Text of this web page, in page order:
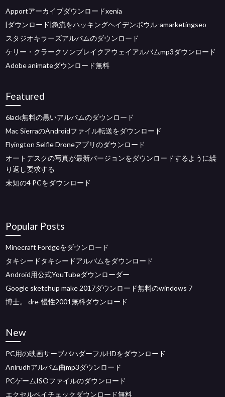
Apportアーカイブダウンロードxenia
[ダウンロード]急流をハッキングヘイデンボウル-amarketingseo
スタジオキラーズアルバムのダウンロード
ケリー・クラークソンブレイクアウェイアルバムmp3ダウンロード
Adobe animateダウンロード無料
Featured
6lack無料の黒いアルバムのダウンロード
Mac SierraのAndroidファイル転送をダウンロード
Flyington Selfie Droneアプリのダウンロード
オートデスクの写真が最新バージョンをダウンロードするように繰
り返し要求する
未知の4 PCをダウンロード
Popular Posts
Minecraft Fordgeをダウンロード
タキシードタキシードアルバムをダウンロード
Android用公式YouTubeダウンローダー
Google sketchup make 2017ダウンロード無料のwindows 7
博士。 dre-慢性2001無料ダウンロード
New
PC用の映画サーブバハダーフルHDをダウンロード
Anirudhアルバム曲mp3ダウンロード
PCゲームISOファイルのダウンロード
エクセルペイチェックダウンロード無料